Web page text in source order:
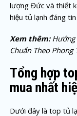
lượng Đức và thiết
hiệu tủ lạnh đáng
Xem thêm:Hướng
Chuẩn Theo Phong
Tổng hợp
mua nhất
Dưới đây là top tủ